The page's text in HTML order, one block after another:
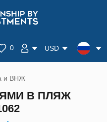
0 USD
и ВНЖ
В ПЛЯЖ